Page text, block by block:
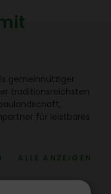
gemein­nüt­ziger
tradi­ti­ons­reichsten
für leist­bares
ALLE ANZEIGEN